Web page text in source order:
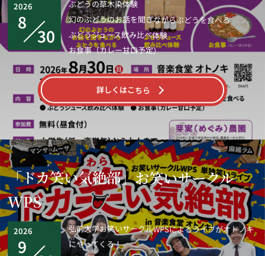
当店Webサイトに掲載されている情報の正確性には万全を期
していますが、利用者が当店Webサイトの情報を用いて行う
一切の行為に関して、一切の責任を負わないものとします。
当店は、利用者が当店Webサイトを利用したことにより生じ
た利用者の損害及び利用者が第三者に与えた損害に関して、
一切の責任を負わないものとします。
【著作権・肖像権】
当ブログで掲載している文章や画像などにつきましては、無
断転載することを禁止します。
【リンクについて】
当ブログは基本的にリンクフリーです。リンクを行う場合の許
可や連絡は不要です。
ただし、インラインフレームの使用や画像の直リンクはご遠
慮ください。
2026
8
30
ぶどうの草木染体験
幻のぶどうのお話を聞きながらぶどうを食べる
ぶどうジュース飲み比べ体験
お食事（カレー甘口予定）
詳しくはこちら
「ドカ笑い気絶部」お笑いサークル
WPS
2026
9
弘前大学お笑いサークルWPSによるライブがオトノキ
にやってくる！